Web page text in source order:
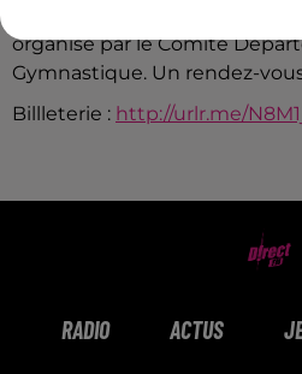
organisé par le Comité
Gymnastique. Un rendez-
Billleterie : http://urlr.me/
RADIO ACTUS